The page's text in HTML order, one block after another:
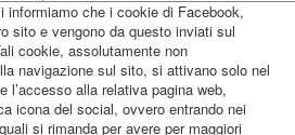
informiamo che i cookie di Facebook,
sito e vengono da questo inviati sul
cookie, assolutamente non
navigazione sul sito, si attivano solo nel
l’accesso alla relativa pagina web,
icona del social, ovvero entrando nei
si rimanda per avere per maggiori